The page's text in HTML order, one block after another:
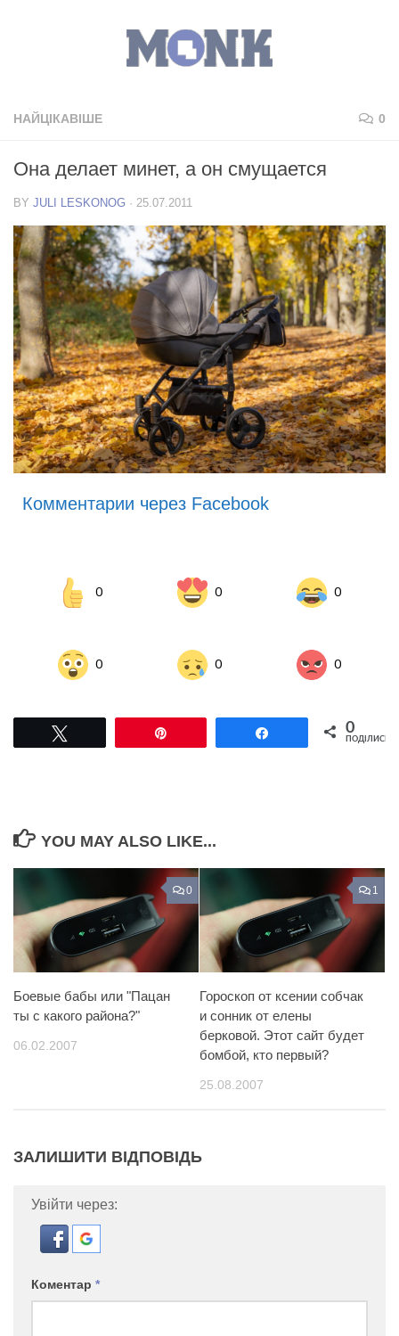
НАЙЦІКАВІШЕ 0
Она делает минет, а он смущается
BY JULI LESKONOG · 25.07.2011
Комментарии через Facebook
0 0 0
0 0 0
Поділитися0
ПОДІЛИСЬ
YOU MAY ALSO LIKE...
0
Боевые бабы или "Пацан
ты с какого района?"
06.02.2007
1
Гороскоп от ксении собчак
и сонник от елены
берковой. Этот сайт будет
бомбой, кто первый?
25.08.2007
ЗАЛИШИТИ ВІДПОВІДЬ
Увійти через:
Коментар *